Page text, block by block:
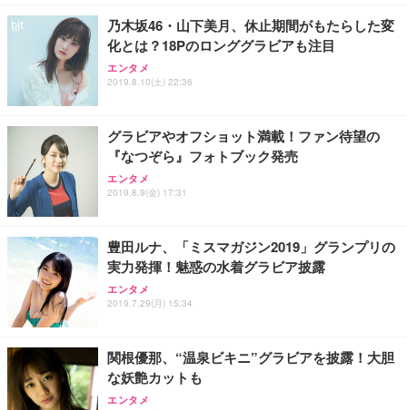
乃木坂46・山下美月、休止期間がもたらした変
化とは？18Pのロンググラビアも注目
エンタメ
2019.8.10(土) 22:36
グラビアやオフショット満載！ファン待望の
『なつぞら』フォトブック発売
エンタメ
2019.8.9(金) 17:31
豊田ルナ、「ミスマガジン2019」グランプリの
実力発揮！魅惑の水着グラビア披露
エンタメ
2019.7.29(月) 15:34
関根優那、“温泉ビキニ”グラビアを披露！大胆
な妖艶カットも
エンタメ